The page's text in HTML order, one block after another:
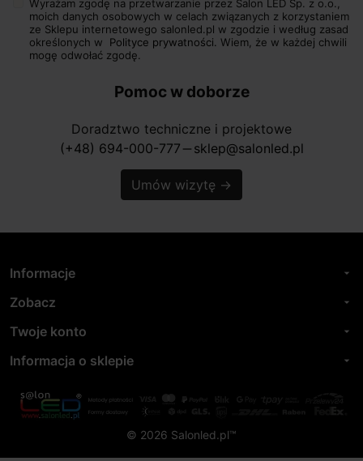
Wyrażam zgodę na przetwarzanie przez Salon LED Sp. z o.o.,
moich danych osobowych w celach związanych z korzystaniem
ze Sklepu internetowego salonled.pl w zgodzie i według zasad
określonych w Polityce prywatności. Wiem, że w każdej chwili
mogę odwołać zgodę.
Pomoc w doborze
Doradztwo techniczne i projektowe
(+48) 694-000-777 horizontal_rule sklep@salonled.pl
Umów wizytę →
Informacje arrow_drop_down
Zobacz arrow_drop_down
Twoje konto arrow_drop_down
Informacja o sklepie arrow_drop_down
© 2026 Salonled.pl™